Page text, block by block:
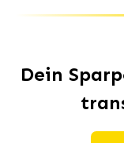
Dein